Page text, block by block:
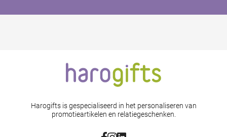
Harogifts is gespecialiseerd in het personaliseren van
promotieartikelen en relatiegeschenken.